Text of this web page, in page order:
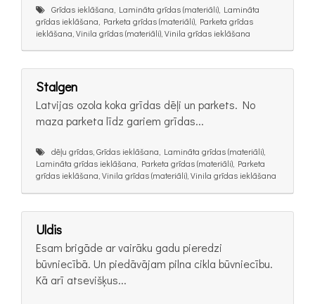
Grīdas ieklāšana, Lamināta grīdas (materiāli), Lamināta
grīdas ieklāšana, Parketa grīdas (materiāli), Parketa grīdas
ieklāšana, Vinila grīdas (materiāli), Vinila grīdas ieklāšana
Stalgen
Latvijas ozola koka grīdas dēļi un parkets. No
maza parketa līdz gariem grīdas...
dēļu grīdas, Grīdas ieklāšana, Lamināta grīdas (materiāli),
Lamināta grīdas ieklāšana, Parketa grīdas (materiāli), Parketa
grīdas ieklāšana, Vinila grīdas (materiāli), Vinila grīdas ieklāšana
Uldis
Esam brigāde ar vairāku gadu pieredzi
būvniecībā. Un piedāvājam pilna cikla būvniecību.
Kā arī atsevišķus...